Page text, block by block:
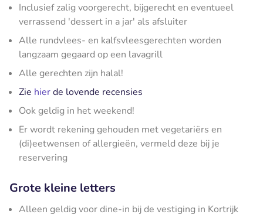
Inclusief zalig voorgerecht, bijgerecht en eventueel
verrassend 'dessert in a jar' als afsluiter
Alle rundvlees- en kalfsvleesgerechten worden
langzaam gegaard op een lavagrill
Alle gerechten zijn halal!
Zie hierde lovende recensies
Ook geldig in het weekend!
Er wordt rekening gehouden met vegetariërs en
(di)eetwensen of allergieën, vermeld deze bij je
reservering
Grote kleine letters
Alleen geldig voor dine-in bij de vestiging in Kortrijk